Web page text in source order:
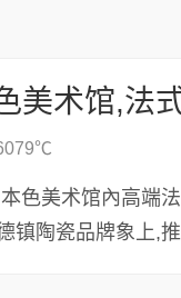
色美术馆內高端
镇陶瓷品牌象上,